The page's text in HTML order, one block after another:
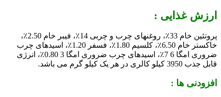
ارزش غذایی :
پروتئین خام 33٪، روغنهای چرب و چربی 14٪، فیبر خام 2.50٪،
خاکستر خام 6.50٪، کلسیم 1.80٪، فسفر 1.20٪، اسیدهای چرب
ضروری امگا 6 7٪، اسیدهای چرب ضروری امگا 3 0.80٪، انرژی
قابل جذب 3950 کیلو کالری در هر یک کیلو گرم می باشد.
افزودنی ها :